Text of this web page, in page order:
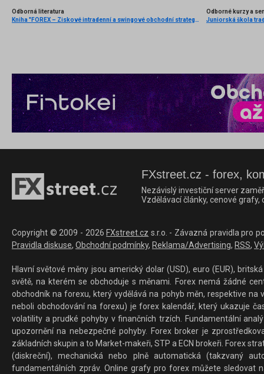
Odborná literatura
Kniha "FOREX – Ziskové intradenní a swingové obchodní strategie" od Kathy Lien vychází v češtině!
Odborné kurzy a
Juniorská škola
FXstreet.cz - forex,
Nezávislý investiční server
Vzdělávací články, cenové
Copyright © 2009 - 2026 FXstreet.cz s.r.o. - Závazná pravidla pro
Pravidla diskuse, Obchodní podmínky, Reklama/Advertising, RSS,
Hlavní světové měny jsou americký dolar (USD), euro (EUR),
světě, na kterém se obchoduje s měnami. Forex nemá žádné
obchodník na forexu, který vydělává na pohyb měn, respektive
neboli obchodování na forexu) je forex kalendář, který ukazuje
volatility a prudké pohyby v finančních trzích. Fundamentální
upozornění na nebezpečné pohyby. Forex broker je
základních skupin a to Market-makeři, STP a ECN brokeři. Forex
(diskreční), mechanická nebo plně automatická (takzvaný
fundamentálních zpráv. Online grafy pro forex můžete sledovat